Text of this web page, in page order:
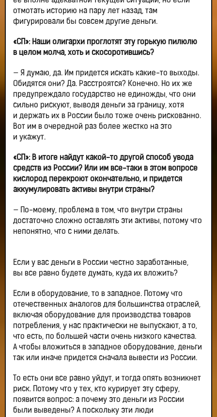
отмотать историю на пару лет назад, там
фигурировали бы совсем другие деньги.
«СП»: Наши олигархи проглотят эту горькую пилюлю
в целом молча, хоть и скосоротившись?
— Я думаю, да. Им придется искать какие-то выходы.
Обидятся они? Да. Расстроятся? Конечно. Но их же
предупреждало государство не единожды, что они
сильно рискуют, выводя деньги за границу, хотя
и держать их в России было тоже очень рискованно.
Вот им в очередной раз более жестко на это
и укажут.
«СП»: В итоге найдут какой-то другой способ увода
средств из России? Или им все-таки в этом вопросе
кислород перекроют окончательно, и придется
аккумулировать активы внутри страны?
— По-моему, проблема в том, что внутри страны
достаточно сложно оставлять эти активы, потому что
непонятно, что с ними делать.
Если у вас деньги в России честно заработанные,
вы все равно будете думать, куда их вложить?
Если в оборудование, то в западное. Потому что
отечественных аналогов для большинства отраслей,
включая оборудование для производства товаров
потребления, у нас практически не выпускают, а то,
что есть, по большей части очень низкого качества.
А чтобы вложиться в западное оборудование, деньги
так или иначе придется сначала вывести из России.
То есть они все равно уйдут, и тогда опять возникнет
риск. Потому что у тех, кто курирует эту сферу,
появится вопрос: а почему это деньги из России
были выведены? А поскольку эти люди